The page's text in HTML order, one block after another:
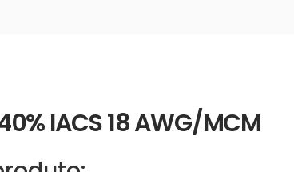
IACS 18 AWG/MCM